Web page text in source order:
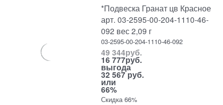
*Подвеска Гранат цв Красное
арт. 03-2595-00-204-1110-46-
092 вес 2,09 г
03-2595-00-204-1110-46-092
49 344руб.
16 777руб.
выгода
32 567 руб.
или
66%
Скидка 66%